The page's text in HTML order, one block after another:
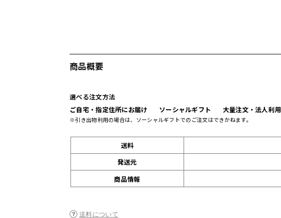
商品概要
選べる注文方法
ご自宅・指定住所にお届け
ソーシャルギフト 大量注文・法人利用
※引き出物利用の場合は、ソーシャルギフトでのご注文はできかねます。
送料
発送元
商品情報
送料について